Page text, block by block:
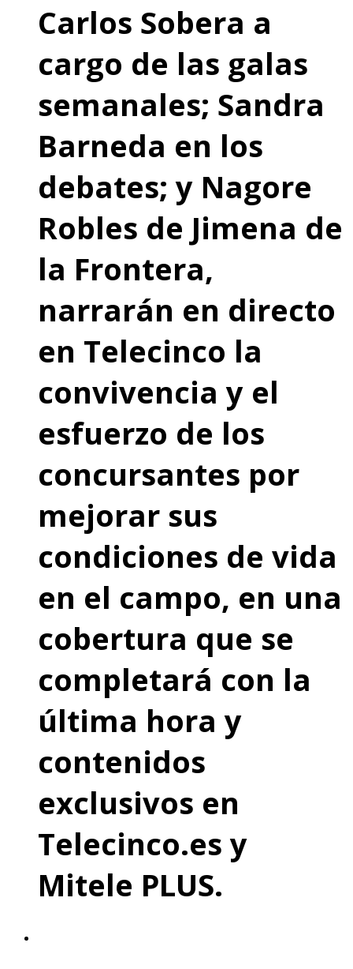
Carlos Sobera a
cargo de las galas
semanales; Sandra
Barneda en los
debates; y Nagore
Robles de Jimena de
la Frontera,
narrarán en directo
en Telecinco la
convivencia y el
esfuerzo de los
concursantes por
mejorar sus
condiciones de vida
en el campo, en una
cobertura que se
completará con la
última hora y
contenidos
exclusivos en
Telecinco.es y
Mitele PLUS.